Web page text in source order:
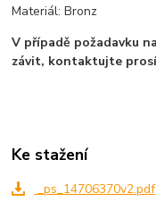
Materiál: Bronz
V případě požadavku
závit, kontaktujte
Ke stažení
_ps_14706370v2.pdf